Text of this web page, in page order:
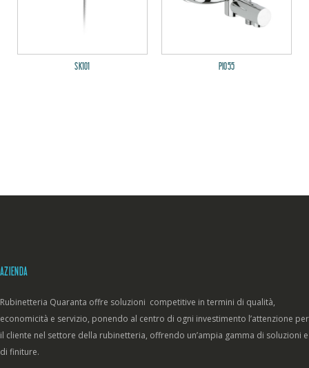
SK101 PI055
AZIENDA
Rubinetteria Quaranta offre soluzioni competitive in termini di qualità,
economicità e servizio, ponendo al centro di ogni investimento l’attenzione per
il cliente nel settore della rubinetteria, offrendo un’ampia gamma di soluzioni e
di finiture.